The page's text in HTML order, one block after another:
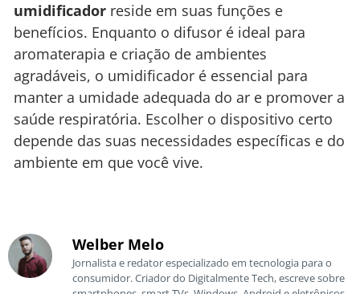
umidificador reside em suas funções e
benefícios. Enquanto o difusor é ideal para
aromaterapia e criação de ambientes
agradáveis, o umidificador é essencial para
manter a umidade adequada do ar e promover a
saúde respiratória. Escolher o dispositivo certo
depende das suas necessidades específicas e do
ambiente em que você vive.
Welber Melo
Jornalista e redator especializado em tecnologia para o
consumidor. Criador do Digitalmente Tech, escreve sobre